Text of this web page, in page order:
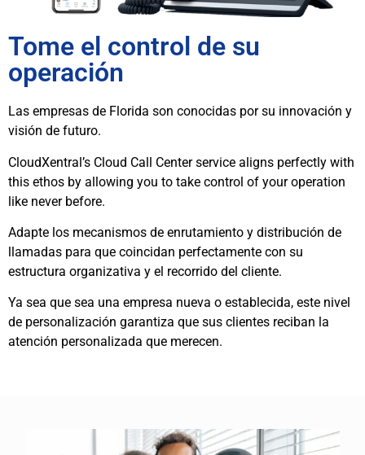
Tome el control de su
operación
Las empresas de Florida son conocidas por su innovación y
visión de futuro.
CloudXentral’s Cloud Call Center service aligns perfectly with
this ethos by allowing you to take control of your operation
like never before.
Adapte los mecanismos de enrutamiento y distribución de
llamadas para que coincidan perfectamente con su
estructura organizativa y el recorrido del cliente.
Ya sea que sea una empresa nueva o establecida, este nivel
de personalización garantiza que sus clientes reciban la
atención personalizada que merecen.